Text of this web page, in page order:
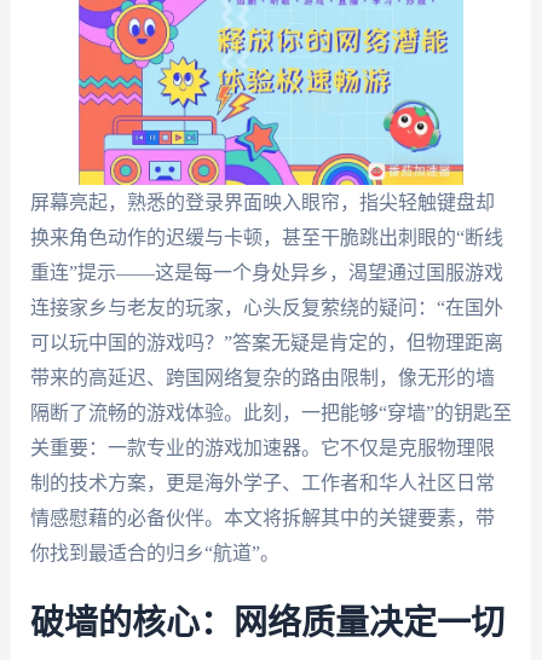
屏幕亮起，熟悉的登录界面映入眼帘，指尖轻触键盘却
换来角色动作的迟缓与卡顿，甚至干脆跳出刺眼的“断线
重连”提示——这是每一个身处异乡，渴望通过国服游戏
连接家乡与老友的玩家，心头反复萦绕的疑问：“在国外
可以玩中国的游戏吗？”答案无疑是肯定的，但物理距离
带来的高延迟、跨国网络复杂的路由限制，像无形的墙
隔断了流畅的游戏体验。此刻，一把能够“穿墙”的钥匙至
关重要：一款专业的游戏加速器。它不仅是克服物理限
制的技术方案，更是海外学子、工作者和华人社区日常
情感慰藉的必备伙伴。本文将拆解其中的关键要素，带
你找到最适合的归乡“航道”。
破墙的核心：网络质量决定一切